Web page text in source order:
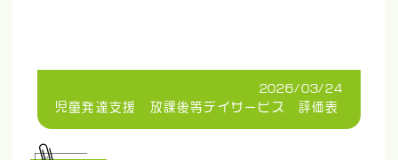
2026/03/24
児童発達支援 放課後等デイサービス 評価表